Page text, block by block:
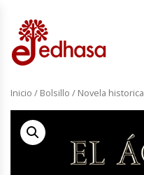
Inicio / Bolsillo / Novela historica